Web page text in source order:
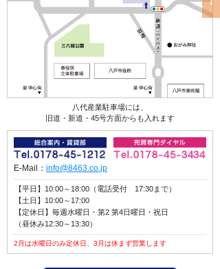
八代産業駐車場には、
旧道・新道・45号方面からも入れます
E-Mail： info@8463.co.jp
【平日】10:00～18:00（電話受付 17:30まで）
【土日】10:00～17:00
【定休日】毎週水曜日・第2 第4日曜日・祝日
（昼休み12:30～13:30）
2月は水曜日のみ定休日、3月は休まず営業します